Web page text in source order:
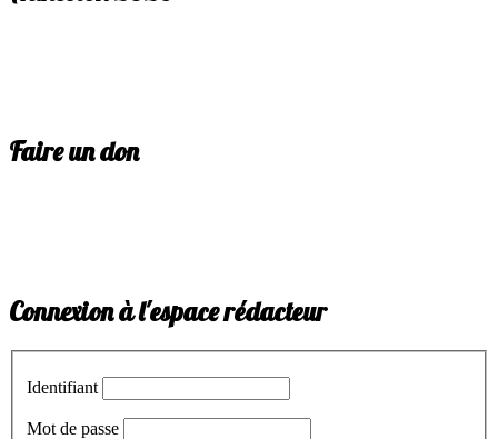
Faire un don
Connexion à l'espace rédacteur
Identifiant
Mot de passe